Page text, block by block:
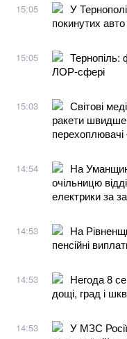
15:05
У
покинутих авто
15:05
Тернопіль:
ЛОР-сфері
15:03
Світові
ракети
14:54
На
очільницю
електрики за
14:53
На
пенсійні
14:53
Негода 8
дощі, град і
14:53
У МЗС